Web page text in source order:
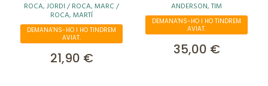
ROCA, JORDI / ROCA, MARC /
ROCA, MARTÍ
DEMANA'NS-HO I HO TINDREM
AVIAT.
21,90 €
ANDERSON, TIM
DEMANA'NS-HO I HO TINDREM
AVIAT.
35,00 €